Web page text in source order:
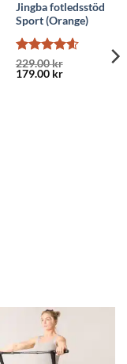
Jingba fotledsstöd
Sport (Orange)
Betygsatt
4.62av 5
229.00kr
Det
179.00 krDet